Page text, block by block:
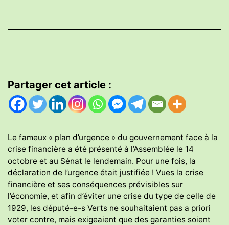
Partager cet article :
Le fameux « plan d’urgence » du gouvernement face à la
crise financière a été présenté à l’Assemblée le 14
octobre et au Sénat le lendemain. Pour une fois, la
déclaration de l’urgence était justifiée ! Vues la crise
financière et ses conséquences prévisibles sur
l’économie, et afin d’éviter une crise du type de celle de
1929, les député-e-s Verts ne souhaitaient pas a priori
voter contre, mais exigeaient que des garanties soient